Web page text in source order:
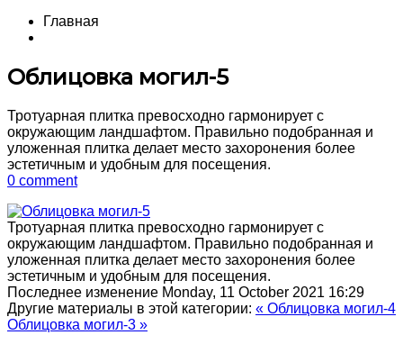
Главная
Облицовка могил-5
Тротуарная плитка превосходно гармонирует с
окружающим ландшафтом. Правильно подобранная и
уложенная плитка делает место захоронения более
эстетичным и удобным для посещения.
0 comment
Тротуарная плитка превосходно гармонирует с
окружающим ландшафтом. Правильно подобранная и
уложенная плитка делает место захоронения более
эстетичным и удобным для посещения.
Последнее изменение Monday, 11 October 2021 16:29
Другие материалы в этой категории: « Облицовка могил-4
Облицовка могил-3 »